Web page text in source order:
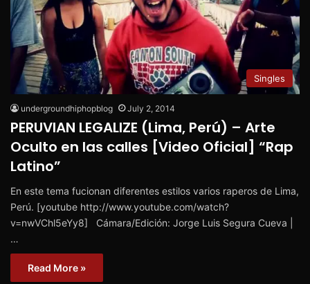
Singles
undergroundhiphopblog July 2, 2014
PERUVIAN LEGALIZE (Lima, Perú) – Arte
Oculto en las calles [Video Oficial] “Rap
Latino”
En este tema fucionan diferentes estilos varios raperos de Lima,
Perú. [youtube http://www.youtube.com/watch?
v=nwVChl5eYy8] Cámara/Edición: Jorge Luis Segura Cueva |
…
Read More »